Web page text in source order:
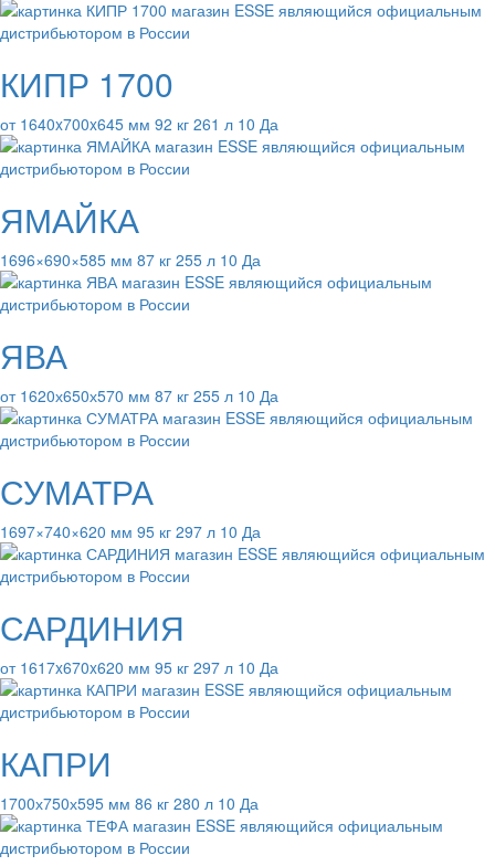
КИПР 1700
от 1640x700x645 мм 92 кг 261 л 10 Да
ЯМАЙКА
1696×690×585 мм 87 кг 255 л 10 Да
ЯВА
от 1620х650х570 мм 87 кг 255 л 10 Да
СУМАТРА
1697×740×620 мм 95 кг 297 л 10 Да
САРДИНИЯ
от 1617x670x620 мм 95 кг 297 л 10 Да
КАПРИ
1700х750х595 мм 86 кг 280 л 10 Да